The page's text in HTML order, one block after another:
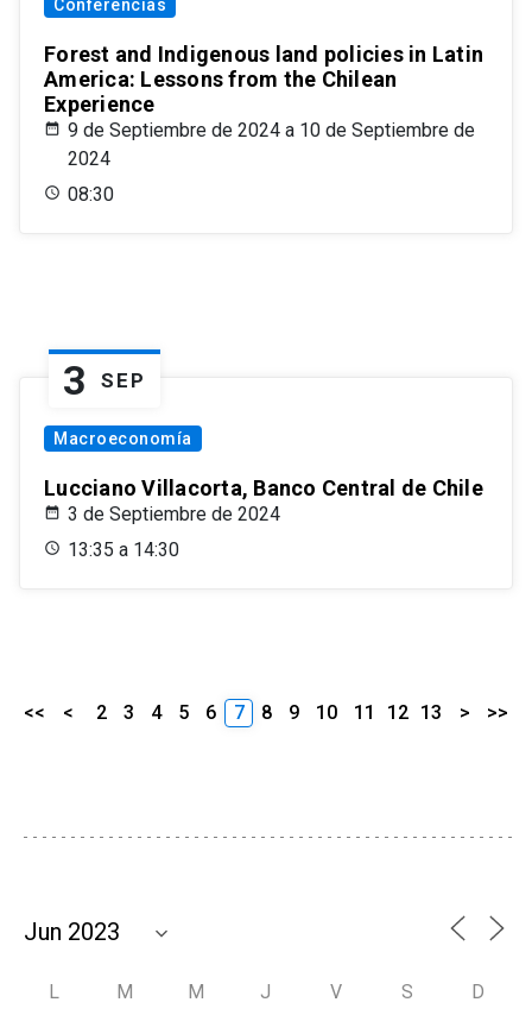
Conferencias
Forest and Indigenous land policies in Latin
America: Lessons from the Chilean
Experience
9 de Septiembre de 2024 a 10 de Septiembre de
2024
08:30
3 SEP
Macroeconomía
Lucciano Villacorta, Banco Central de Chile
3 de Septiembre de 2024
13:35 a 14:30
<< < 2 3 4 5 6 7 8 9 10 11 12 13 > >>
L M M J V S D